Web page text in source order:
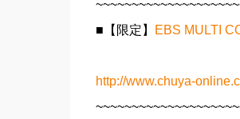
■【限定】
EBS MULTI
http://www.chuya-